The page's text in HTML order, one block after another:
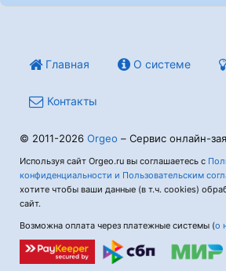
Главная О системе
Контакты
© 2011-2026 Orgeo – Сервис онлайн-
Используя сайт Orgeo.ru вы соглашаетесь с
конфиденциальности и Пользовательским
хотите чтобы ваши данные (в т.ч. cookies)
сайт.
Возможна оплата через платежные системы (о